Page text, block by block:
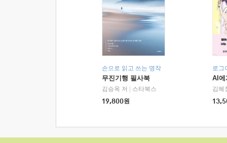
손으로 읽고 쓰는 명작
무진기행 필사북
김승옥 저
스타북스
19,800원
로그
AI에
김혜